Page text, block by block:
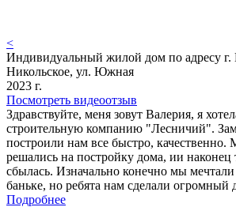
<
Индивидуальный жилой дом по адресу
Никольское, ул. Южная
2023 г.
Посмотреть видеоотзыв
Здравствуйте, меня зовут Валерия, я
строительную компанию "Лесничий".
построили нам все быстро,
решались на постройку дома, ии наконец
сбылась. Изначально конечно мы
баньке, но ребята нам сделали
Подробнее